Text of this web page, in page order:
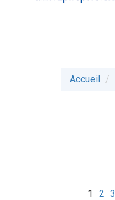
Accueil
1 2 3